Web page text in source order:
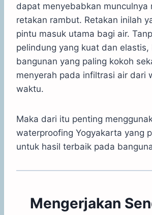
dapat menyebabkan munculnya
retakan rambut. Retakan inilah
pintu masuk utama bagi air.
pelindung yang kuat dan elastis,
bangunan yang paling kokoh
menyerah pada infiltrasi air dari
waktu.
Maka dari itu penting
waterproofing Yogyakarta yang
untuk hasil terbaik pada
Mengerjakan